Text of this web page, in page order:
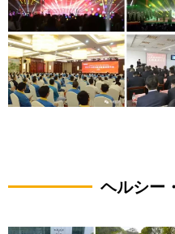
ヘルシー